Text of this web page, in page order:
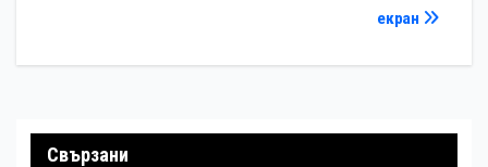
екран
Свързани